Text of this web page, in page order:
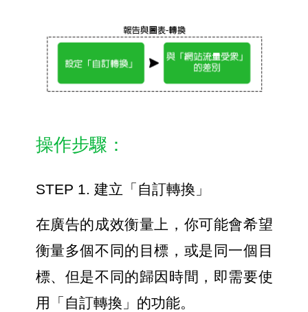
操作步驟：
STEP 1. 建立「自訂轉換」
在廣告的成效衡量上，你可能會希望
衡量多個不同的目標，或是同一個目
標、但是不同的歸因時間，即需要使
用「自訂轉換」的功能。